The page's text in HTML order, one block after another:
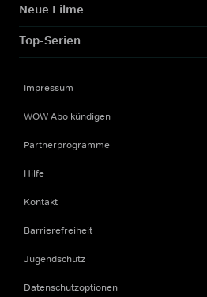
Neue Filme
Top-Serien
Impressum
WOW Abo kündigen
Partnerprogramme
Hilfe
Kontakt
Barrierefreiheit
Jugendschutz
Datenschutzoptionen